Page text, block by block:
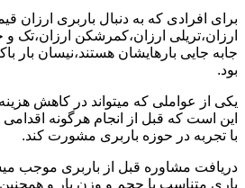
برای افرادی که به دنبال باربری ارزان
ارزان،تریلی ارزان،کمرشکن ارزان،تک
جابه جایی بارهایشان هستند،نیسان بار
بود.
یکی از عواملی که میتواند در کاهش
این است که قبل از انجام هرگونه
با تجربه در حوزه باربری مشورت کند.
دریافت مشاوره قبل از باربری موجب
باری متناسب با حجم و وزن بار و